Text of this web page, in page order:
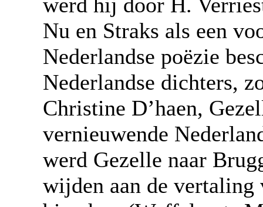
Nu en Straks als een
Nederlandse poëzie
Nederlandse dichters,
Christine D’haen,
vernieuwende
werd Gezelle naar
wijden aan de